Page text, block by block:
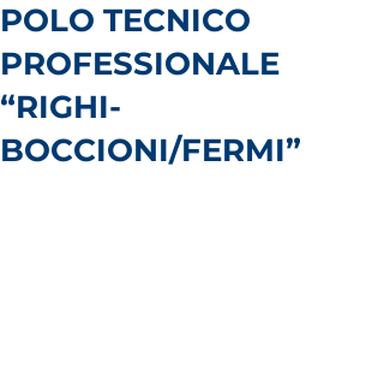
POLO TECNICO
PROFESSIONALE
“RIGHI-
BOCCIONI/FERMI”